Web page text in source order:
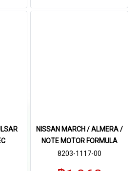
NISSAN MARCH / ALMERA /
NOTE MOTOR FORMULA
8203-1117-00